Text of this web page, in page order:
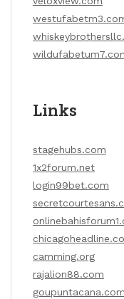
Links
stagehubs.com
1x2forum.net
login99bet.com
camming.org
rajalion88.com
goupuntacana.com